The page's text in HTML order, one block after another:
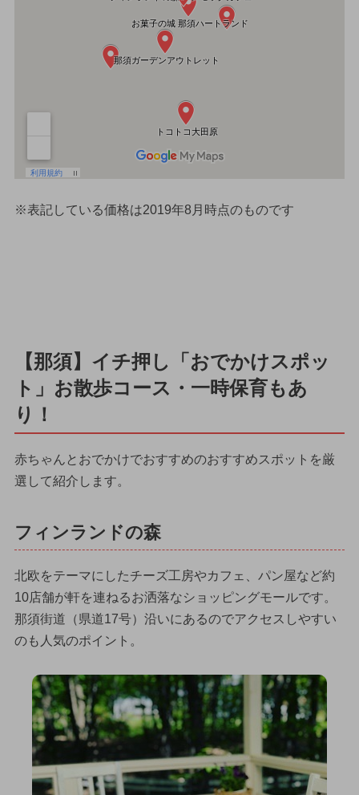
※表記している価格は2019年8月時点のものです
【那須】イチ押し「おでかけスポッ
ト」お散歩コース・一時保育もあ
り！
赤ちゃんとおでかけでおすすめのおすすめスポットを厳
選して紹介します。
フィンランドの森
北欧をテーマにしたチーズ工房やカフェ、パン屋など約
10店舗が軒を連ねるお洒落なショッピングモールです。
那須街道（県道17号）沿いにあるのでアクセスしやすい
のも人気のポイント。